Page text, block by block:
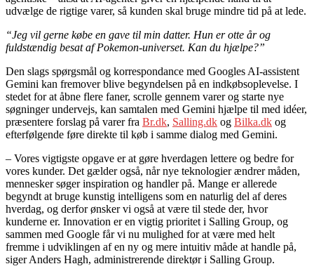
udvælge de rigtige varer, så kunden skal bruge mindre tid på at lede.
“Jeg vil gerne købe en gave til min datter. Hun er otte år og
fuldstændig besat af Pokemon-universet. Kan du hjælpe?”
Den slags spørgsmål og korrespondance med Googles AI-assistent
Gemini kan fremover blive begyndelsen på en indkøbsoplevelse. I
stedet for at åbne flere faner, scrolle gennem varer og starte nye
søgninger undervejs, kan samtalen med Gemini hjælpe til med idéer,
præsentere forslag på varer fra Br.dk, Salling.dk og Bilka.dk og
efterfølgende føre direkte til køb i samme dialog med Gemini.
– Vores vigtigste opgave er at gøre hverdagen lettere og bedre for
vores kunder. Det gælder også, når nye teknologier ændrer måden,
mennesker søger inspiration og handler på. Mange er allerede
begyndt at bruge kunstig intelligens som en naturlig del af deres
hverdag, og derfor ønsker vi også at være til stede der, hvor
kunderne er. Innovation er en vigtig prioritet i Salling Group, og
sammen med Google får vi nu mulighed for at være med helt
fremme i udviklingen af en ny og mere intuitiv måde at handle på,
siger Anders Hagh, administrerende direktør i Salling Group.